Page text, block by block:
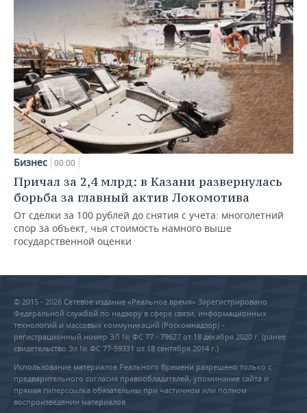
Бизнес 00:00
Причал за 2,4 млрд: в Казани развернулась
борьба за главный актив Локомотива
От сделки за 100 рублей до снятия с учета: многолетний
спор за объект, чья стоимость намного выше
государственной оценки
© 2015 - 2026 Сетевое издание «Реальное время» Зарегистрировано
Федеральной службой по надзору в сфере связи, информационных
технологий и массовых коммуникаций (Роскомнадзор) –
регистрационный номер ЭЛ № ФС 77 - 79627 от 18 декабря 2020 г. (ранее
свидетельство Эл № ФС 77-59331 от 18 сентября 2014 г.)
Использование материалов Реального Времени разрешено только с
предварительного согласия правообладателей, упоминание сайта и
прямая гиперссылка обязательны при частичном или полном
воспроизведении материалов.